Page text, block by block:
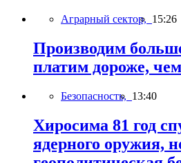
Аграрный сектор, 15:26
Производим
платим дороже,
Безопасность, 13:40
Хиросима 81 год
ядерного оружия,